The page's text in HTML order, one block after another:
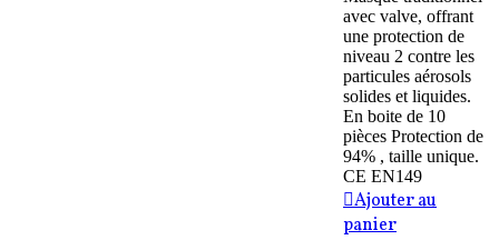
avec valve, offrant
une protection de
niveau 2 contre les
particules aérosols
solides et liquides.
En boite de 10
pièces Protection de
94% , taille unique.
CE EN149
Ajouter au
panier